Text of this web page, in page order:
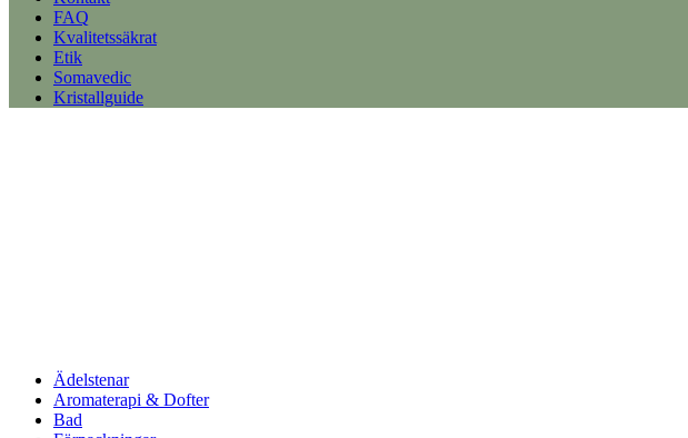
FAQ
Kvalitetssäkrat
Etik
Somavedic
Kristallguide
Ädelstenar
Aromaterapi & Dofter
Bad